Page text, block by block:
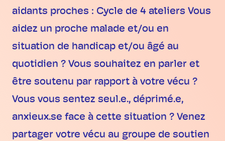
aidants proches : Cycle de 4 ateliers Vous
aidez un proche malade et/ou en
situation de handicap et/ou âgé au
quotidien ? Vous souhaitez en parler et
être soutenu par rapport à votre vécu ?
Vous vous sentez seul.e., déprimé.e,
anxieux.se face à cette situation ? Venez
partager votre vécu au groupe de soutien